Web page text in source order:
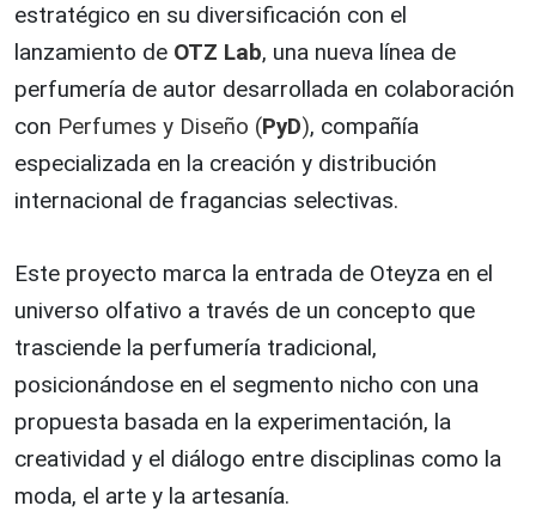
estratégico en su diversificación con el
lanzamiento de OTZ Lab, una nueva línea de
perfumería de autor desarrollada en colaboración
con Perfumes y Diseño (PyD), compañía
especializada en la creación y distribución
internacional de fragancias selectivas.
Este proyecto marca la entrada de Oteyza en el
universo olfativo a través de un concepto que
trasciende la perfumería tradicional,
posicionándose en el segmento nicho con una
propuesta basada en la experimentación, la
creatividad y el diálogo entre disciplinas como la
moda, el arte y la artesanía.